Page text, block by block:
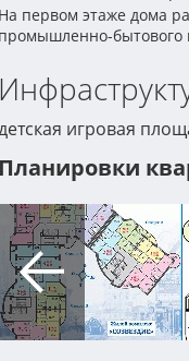
На первом этаже дома
промышленно-бытового
игровая
Планировки